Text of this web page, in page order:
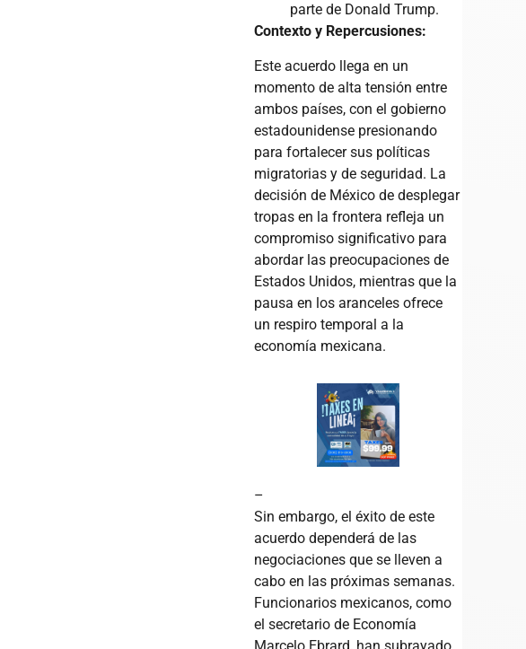
parte de Donald Trump.
Contexto y Repercusiones:
Este acuerdo llega en un
momento de alta tensión entre
ambos países, con el gobierno
estadounidense presionando
para fortalecer sus políticas
migratorias y de seguridad. La
decisión de México de desplegar
tropas en la frontera refleja un
compromiso significativo para
abordar las preocupaciones de
Estados Unidos, mientras que la
pausa en los aranceles ofrece
un respiro temporal a la
economía mexicana.
–
Sin embargo, el éxito de este
acuerdo dependerá de las
negociaciones que se lleven a
cabo en las próximas semanas.
Funcionarios mexicanos, como
el secretario de Economía